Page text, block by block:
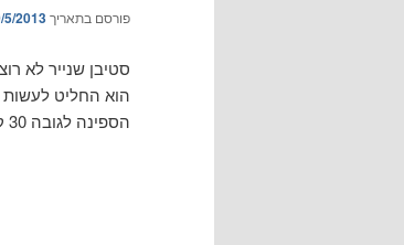
פורסם בתאריך5/2013
סטיבן שנייר לא
הספינה לגובה 30 ק"מ באמצעות בלון. אז נכון, זה לא ממש החלל, אבל זה יצא אחלה וידאו: